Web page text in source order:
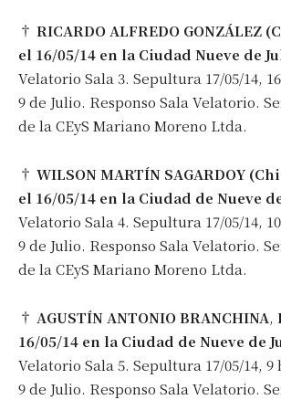
† RICARDO ALFREDO GONZÁLEZ
el 16/05/14 en la Ciudad Nueve de
Velatorio Sala 3. Sepultura 17/05/14,
9 de Julio. Responso Sala Velatorio.
de la CEyS Mariano Moreno Ltda.
† WILSON MARTÍN SAGARDOY
el 16/05/14 en la Ciudad de Nueve
Velatorio Sala 4. Sepultura 17/05/14,
9 de Julio. Responso Sala Velatorio.
de la CEyS Mariano Moreno Ltda.
† AGUSTÍN ANTONIO BRANCHINA,
16/05/14 en la Ciudad de Nueve de
Velatorio Sala 5. Sepultura 17/05/14,
9 de Julio. Responso Sala Velatorio.